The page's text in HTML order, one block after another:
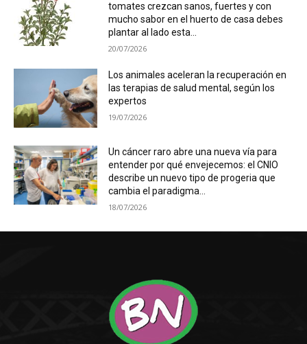
tomates crezcan sanos, fuertes y con
mucho sabor en el huerto de casa debes
plantar al lado esta...
20/07/2026
Los animales aceleran la recuperación en
las terapias de salud mental, según los
expertos
19/07/2026
Un cáncer raro abre una nueva vía para
entender por qué envejecemos: el CNIO
describe un nuevo tipo de progeria que
cambia el paradigma...
18/07/2026